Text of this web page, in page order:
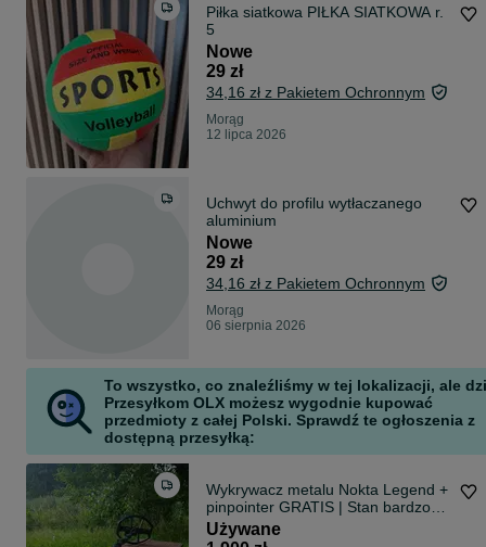
Piłka siatkowa PIŁKA SIATKOWA r.
5
Nowe
29 zł
34,16 zł z Pakietem Ochronnym
Morąg
12 lipca 2026
Uchwyt do profilu wytłaczanego
aluminium
Nowe
29 zł
34,16 zł z Pakietem Ochronnym
Morąg
06 sierpnia 2026
To wszystko, co znaleźliśmy w tej lokalizacji, ale
Przesyłkom OLX możesz wygodnie kupować
przedmioty z całej Polski. Sprawdź te ogłoszenia z
dostępną przesyłką:
Wykrywacz metalu Nokta Legend +
pinpointer GRATIS | Stan bardzo
dobry
Używane